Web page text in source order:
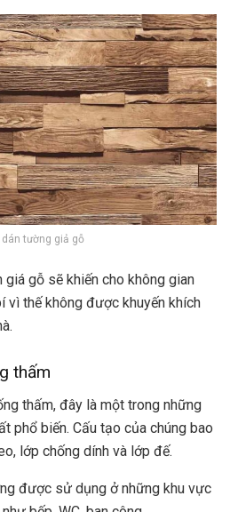
dán tường giả gỗ
gỗ sẽ khiến cho không gian
vì thế không được khuyến khích
thấm
thấm, đây là một trong những
phổ biến. Cấu tạo của chúng bao
lớp chống dính và lớp đế.
được sử dụng ở những khu vực